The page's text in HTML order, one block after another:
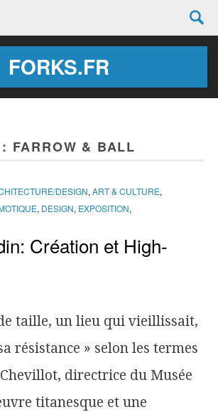
FORKS.FR
FARROW & BALL
DESIGN, ART & CULTURE,
, DESIGN, EXPOSITION,
Création et High-
taille, un lieu qui vieillissait,
résistance » selon les termes
directrice du Musée
titanesque et une